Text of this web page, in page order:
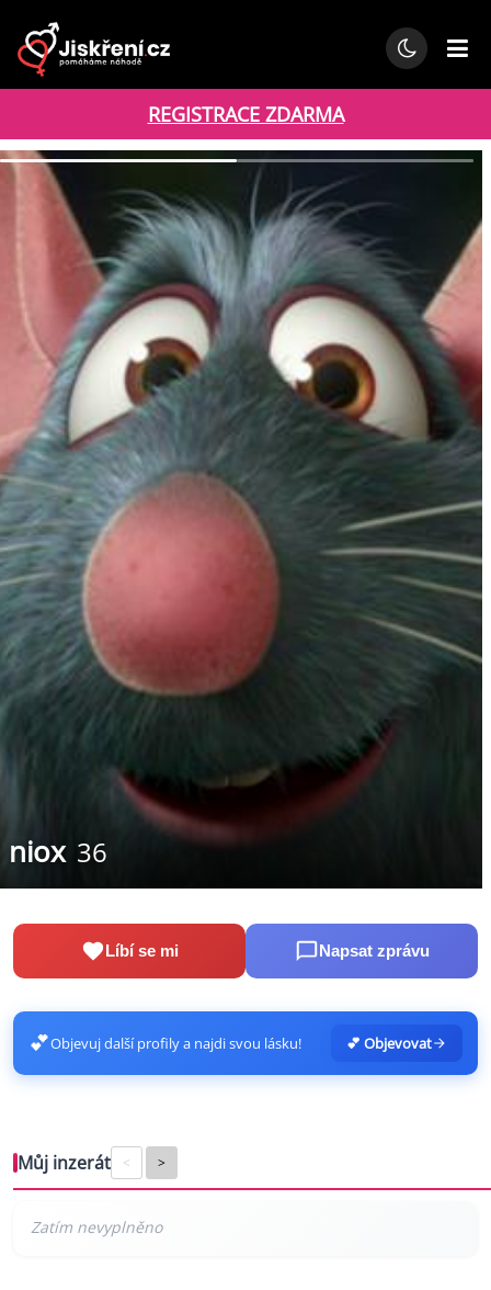
REGISTRACE ZDARMA
niox 36
Líbí se mi Napsat zprávu
💕Objevuj další profily a najdi svou lásku! 💕 Objevovat
Můj inzerát < >